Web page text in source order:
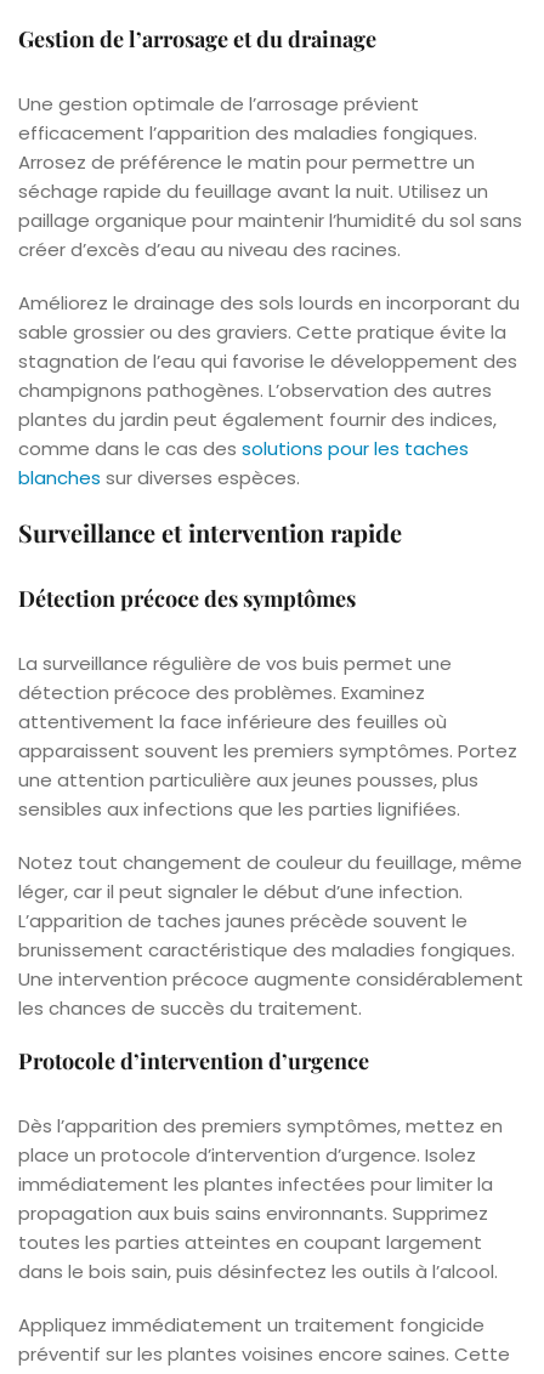
Gestion de l’arrosage et du drainage
Une gestion optimale de l’arrosage prévient
efficacement l’apparition des maladies fongiques.
Arrosez de préférence le matin pour permettre un
séchage rapide du feuillage avant la nuit. Utilisez un
paillage organique pour maintenir l’humidité du sol sans
créer d’excès d’eau au niveau des racines.
Améliorez le drainage des sols lourds en incorporant du
sable grossier ou des graviers. Cette pratique évite la
stagnation de l’eau qui favorise le développement des
champignons pathogènes. L’observation des autres
plantes du jardin peut également fournir des indices,
comme dans le cas des solutions pour les taches
blanches sur diverses espèces.
Surveillance et intervention rapide
Détection précoce des symptômes
La surveillance régulière de vos buis permet une
détection précoce des problèmes. Examinez
attentivement la face inférieure des feuilles où
apparaissent souvent les premiers symptômes. Portez
une attention particulière aux jeunes pousses, plus
sensibles aux infections que les parties lignifiées.
Notez tout changement de couleur du feuillage, même
léger, car il peut signaler le début d’une infection.
L’apparition de taches jaunes précède souvent le
brunissement caractéristique des maladies fongiques.
Une intervention précoce augmente considérablement
les chances de succès du traitement.
Protocole d’intervention d’urgence
Dès l’apparition des premiers symptômes, mettez en
place un protocole d’intervention d’urgence. Isolez
immédiatement les plantes infectées pour limiter la
propagation aux buis sains environnants. Supprimez
toutes les parties atteintes en coupant largement
dans le bois sain, puis désinfectez les outils à l’alcool.
Appliquez immédiatement un traitement fongicide
préventif sur les plantes voisines encore saines. Cette